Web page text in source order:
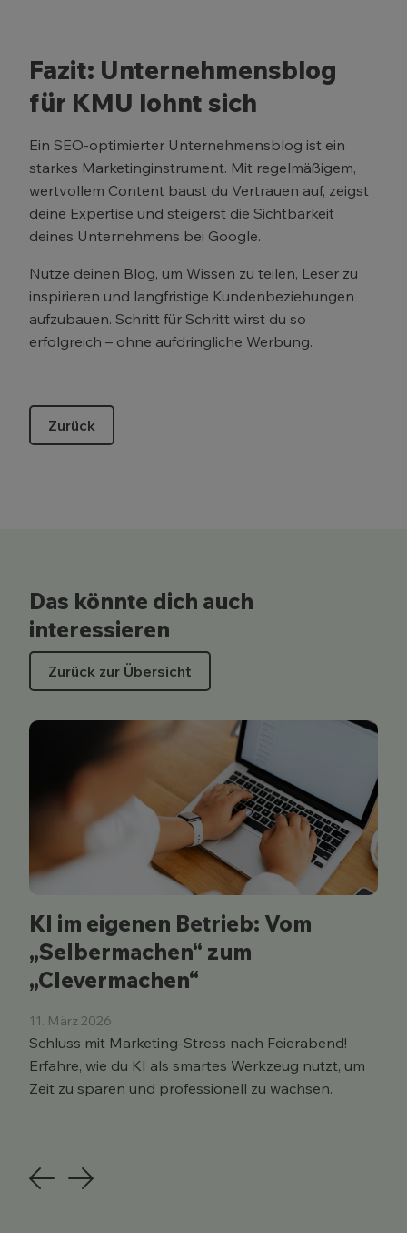
Zurück
Fazit: Unternehmensblog
für KMU lohnt sich
Ein SEO-optimierter Unternehmensblog ist ein
starkes Marketinginstrument. Mit regelmäßigem,
wertvollem Content baust du Vertrauen auf, zeigst
deine Expertise und steigerst die Sichtbarkeit
deines Unternehmens bei Google.
Nutze deinen Blog, um Wissen zu teilen, Leser zu
inspirieren und langfristige Kundenbeziehungen
aufzubauen. Schritt für Schritt wirst du so
erfolgreich – ohne aufdringliche Werbung.
Das könnte dich auch
interessieren
Zurück zur Übersicht
KI im eigenen Betrieb: Vom
„Selbermachen“ zum
„Clevermachen“
11. März 2026
Schluss mit Marketing-Stress nach Feierabend!
Erfahre, wie du KI als smartes Werkzeug nutzt, um
Zeit zu sparen und professionell zu wachsen.
Previous
Next